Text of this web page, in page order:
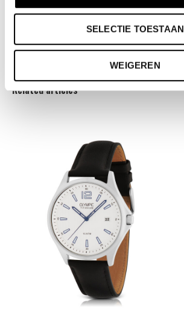
SELECTIE TOESTAAN
WEIGEREN
- Standaard 3 jaar fabrieksgarantie
Related articles